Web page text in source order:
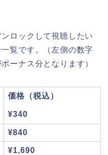
ロックして視聴したい
覧です。（左側の数字
ーナス分となります）
価格（税込）
¥340
¥840
¥1,690